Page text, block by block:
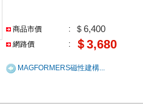
商品市價 : ＄6,400
網路價 : ＄3,680
MAGFORMERS磁性建構...